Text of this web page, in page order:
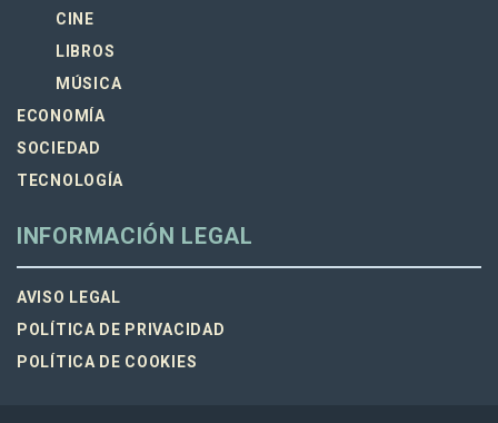
CINE
LIBROS
MÚSICA
ECONOMÍA
SOCIEDAD
TECNOLOGÍA
INFORMACIÓN LEGAL
AVISO LEGAL
POLÍTICA DE PRIVACIDAD
POLÍTICA DE COOKIES